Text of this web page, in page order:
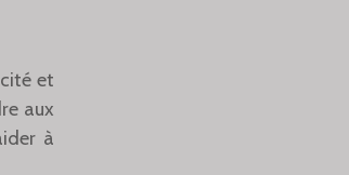
et
aux
à